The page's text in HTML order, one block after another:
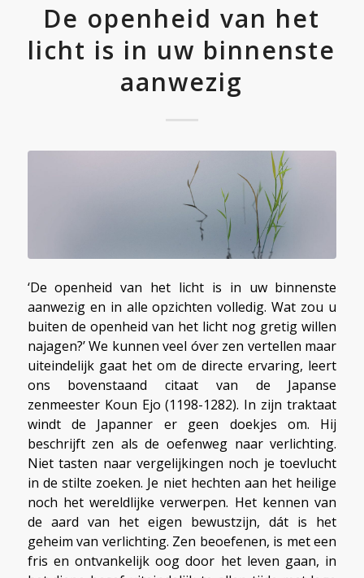
De openheid van het
licht is in uw binnenste
aanwezig
‘De openheid van het licht is in uw binnenste
aanwezig en in alle opzichten volledig. Wat zou u
buiten de openheid van het licht nog gretig willen
najagen?’ We kunnen veel óver zen vertellen maar
uiteindelijk gaat het om de directe ervaring, leert
ons bovenstaand citaat van de Japanse
zenmeester Koun Ejo (1198-1282). In zijn traktaat
windt de Japanner er geen doekjes om. Hij
beschrijft zen als de oefenweg naar verlichting.
Niet tasten naar vergelijkingen noch je toevlucht
in de stilte zoeken. Je niet hechten aan het heilige
noch het wereldlijke verwerpen. Het kennen van
de aard van het eigen bewustzijn, dát is het
geheim van verlichting. Zen beoefenen, is met een
fris en ontvankelijk oog door het leven gaan, in